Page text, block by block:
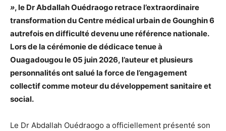
», le Dr Abdallah Ouédraogo retrace l’extraordinaire
transformation duCentre médical urbain de Gounghin 6
autrefois en difficulté devenu une référence nationale.
Lors de la cérémonie de dédicace tenue à
Ouagadougou le 05 juin 2026, l’auteur et plusieurs
personnalités ont salué la force de l’engagement
collectif comme moteur du développement sanitaire et
social.
Le Dr Abdallah Ouédraogo a officiellement présenté son